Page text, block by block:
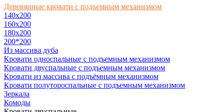
Деревянные кровати с подъемным механизмом
140x200
160х200
180х200
200*200
Из массива дуба
Кровати односпальные с подъемным механизмом
Кровати двуспальные с подъемным механизмом
Кровати из массива с подъёмным механизмом
Кровати полутороспальные с подъемным механизмом
Зеркала
Комоды